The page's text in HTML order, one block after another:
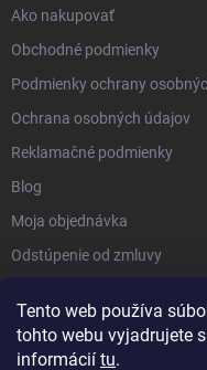
Tento web používa
tohto webu vyjadrujete
informácií tu.
Ako nakupovať
Obchodné podmienky
Podmienky ochrany
Ochrana osobných údajov
Reklamačné podmienky
Blog
Moja objednávka
Odstúpenie od zmluvy